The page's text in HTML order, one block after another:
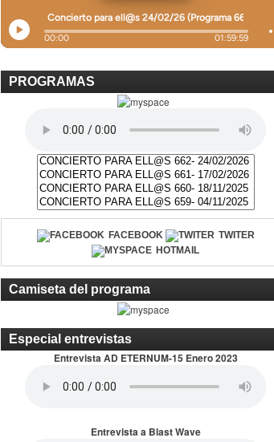
PROGRAMAS
FACEBOOK
TWITER
HOTMAIL
Camiseta del programa
Especial entrevistas
Entrevista AD ETERNUM-15 Enero 2023
Entrevista a Blast Wave